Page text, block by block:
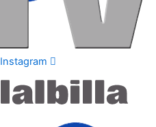
Instagram